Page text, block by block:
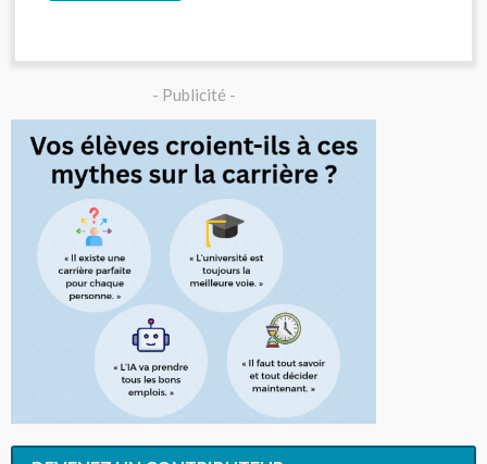
- Publicité -